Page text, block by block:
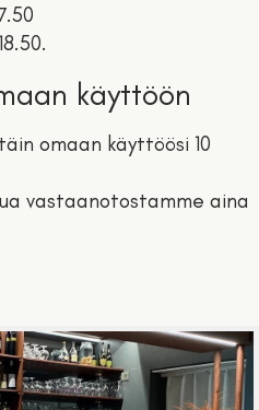
käyttöön
omaan käyttöösi 10
vastaanotostamme aina